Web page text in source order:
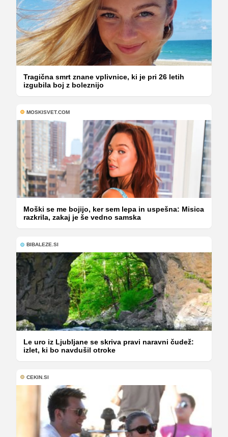
Tragična smrt znane vplivnice, ki je pri 26 letih
izgubila boj z boleznijo
MOSKISVET.COM
Moški se me bojijo, ker sem lepa in uspešna: Misica
razkrila, zakaj je še vedno samska
BIBALEZE.SI
Le uro iz Ljubljane se skriva pravi naravni čudež:
izlet, ki bo navdušil otroke
CEKIN.SI